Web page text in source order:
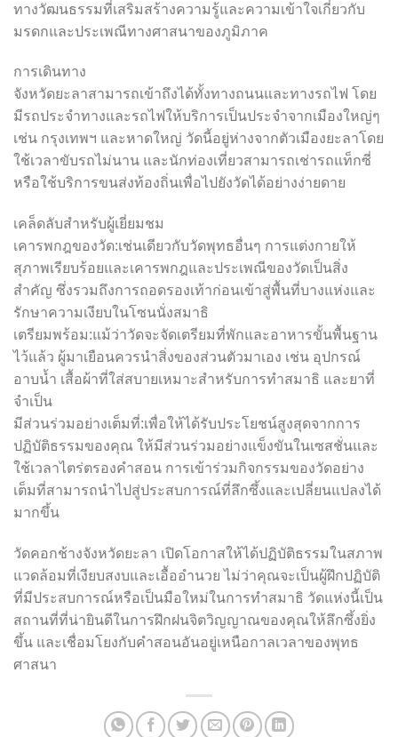
ทางวัฒนธรรมที่เสริมสร้างความรู้และความเข้าใจเกี่ยวกับ
มรดกและประเพณีทางศาสนาของภูมิภาค
การเดินทาง
จังหวัดยะลาสามารถเข้าถึงได้ทั้งทางถนนและทางรถไฟ โดย
มีรถประจำทางและรถไฟให้บริการเป็นประจำจากเมืองใหญ่ๆ
เช่น กรุงเทพฯ และหาดใหญ่ วัดนี้อยู่ห่างจากตัวเมืองยะลาโดย
ใช้เวลาขับรถไม่นาน และนักท่องเที่ยวสามารถเช่ารถแท็กซี่
หรือใช้บริการขนส่งท้องถิ่นเพื่อไปยังวัดได้อย่างง่ายดาย
เคล็ดลับสำหรับผู้เยี่ยมชม
เคารพกฎของวัด:เช่นเดียวกับวัดพุทธอื่นๆ การแต่งกายให้
สุภาพเรียบร้อยและเคารพกฎและประเพณีของวัดเป็นสิ่ง
สำคัญ ซึ่งรวมถึงการถอดรองเท้าก่อนเข้าสู่พื้นที่บางแห่งและ
รักษาความเงียบในโซนนั่งสมาธิ
เตรียมพร้อม:แม้ว่าวัดจะจัดเตรียมที่พักและอาหารขั้นพื้นฐาน
ไว้แล้ว ผู้มาเยือนควรนำสิ่งของส่วนตัวมาเอง เช่น อุปกรณ์
อาบน้ำ เสื้อผ้าที่ใส่สบายเหมาะสำหรับการทำสมาธิ และยาที่
จำเป็น
มีส่วนร่วมอย่างเต็มที่:เพื่อให้ได้รับประโยชน์สูงสุดจากการ
ปฏิบัติธรรมของคุณ ให้มีส่วนร่วมอย่างแข็งขันในเซสชั่นและ
ใช้เวลาไตร่ตรองคำสอน การเข้าร่วมกิจกรรมของวัดอย่าง
เต็มที่สามารถนำไปสู่ประสบการณ์ที่ลึกซึ้งและเปลี่ยนแปลงได้
มากขึ้น
วัดคอกช้างจังหวัดยะลา เปิดโอกาสให้ได้ปฏิบัติธรรมในสภาพ
แวดล้อมที่เงียบสงบและเอื้ออำนวย ไม่ว่าคุณจะเป็นผู้ฝึกปฏิบัติ
ที่มีประสบการณ์หรือเป็นมือใหม่ในการทำสมาธิ วัดแห่งนี้เป็น
สถานที่ที่น่ายินดีในการฝึกฝนจิตวิญญาณของคุณให้ลึกซึ้งยิ่ง
ขึ้น และเชื่อมโยงกับคำสอนอันอยู่เหนือกาลเวลาของพุทธ
ศาสนา